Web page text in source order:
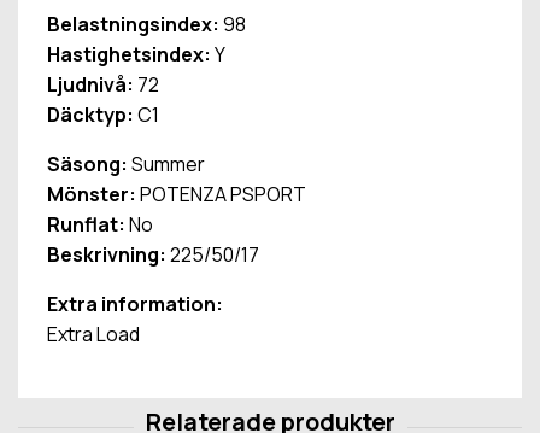
Belastningsindex: 98
Hastighetsindex: Y
Ljudnivå: 72
Däcktyp: C1
Säsong: Summer
Mönster: POTENZA PSPORT
Runflat: No
Beskrivning: 225/50/17
Extra information:
Extra Load